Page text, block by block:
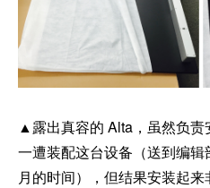
▲露出真容的 Alta，虽然负
一遭装配这台设备（送到编
月的时间），但结果安装起